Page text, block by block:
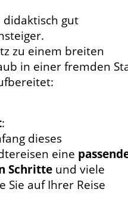
didaktisch gut
zu einem breiten
in einer fremden
:
dieses
eine
Schritte und viele
Sie auf Ihrer Reise